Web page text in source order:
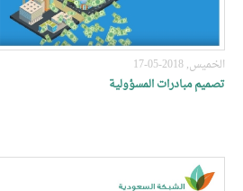
الخميس, 2018-05-17
تصميم مبادرات المسؤولية